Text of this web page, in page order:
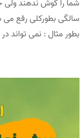
سالگی بطورکلی رفع می
بطور مثال : نمی تواند